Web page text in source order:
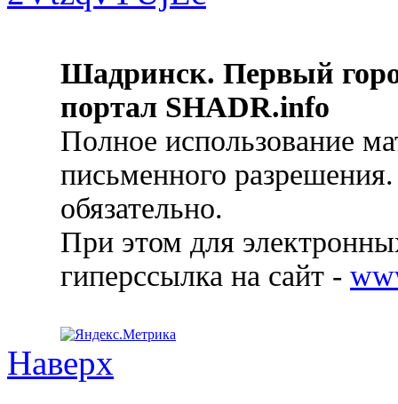
Шадринск. Первый
портал SHADR.info
Полное использование
письменного
обязательно.
При этом для
гиперссылка на сайт -
Наверх